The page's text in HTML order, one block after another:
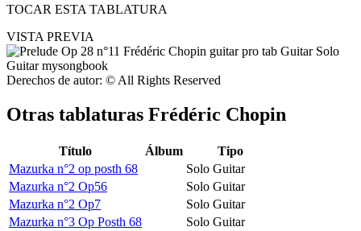
TOCAR ESTA TABLATURA
VISTA PREVIA
Derechos de autor: © All Rights Reserved
Otras tablaturas Frédéric Chopin
Título Álbum
Tipo
Mazurka n°2 op posth 68
Solo Guitar
Mazurka n°2 Op56
Solo Guitar
Mazurka n°2 Op7
Solo Guitar
Mazurka n°3 Op Posth 68
Solo Guitar